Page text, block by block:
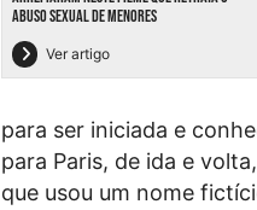
ABUSO SEXUAL DE MENORES
Ver artigo
para ser iniciada e
para Paris, de ida e
que usou um nome